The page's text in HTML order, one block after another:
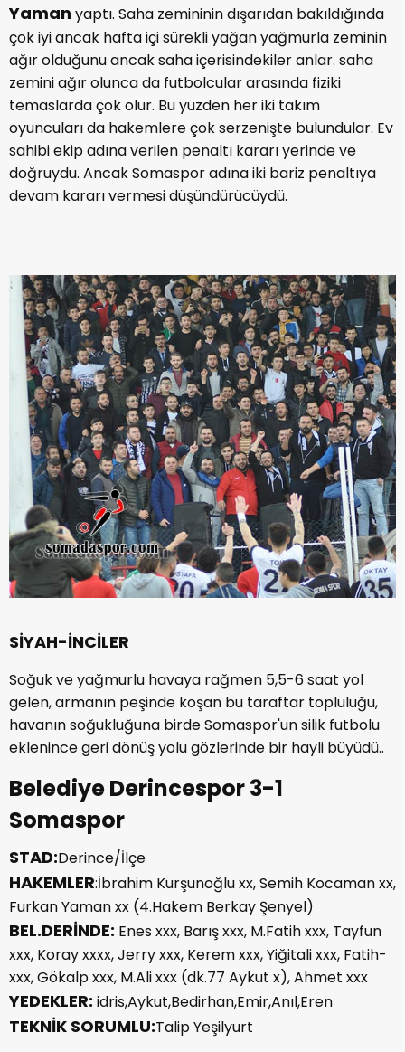
Yaman yaptı. Saha zemininin dışarıdan bakıldığında
çok iyi ancak hafta içi sürekli yağan yağmurla zeminin
ağır olduğunu ancak saha içerisindekiler anlar. saha
zemini ağır olunca da futbolcular arasında fiziki
temaslarda çok olur. Bu yüzden her iki takım
oyuncuları da hakemlere çok serzenişte bulundular. Ev
sahibi ekip adına verilen penaltı kararı yerinde ve
doğruydu. Ancak Somaspor adına iki bariz penaltıya
devam kararı vermesi düşündürücüydü.
SİYAH-İNCİLER
Soğuk ve yağmurlu havaya rağmen 5,5-6 saat yol
gelen, armanın peşinde koşan bu taraftar topluluğu,
havanın soğukluğuna birde Somaspor'un silik futbolu
eklenince geri dönüş yolu gözlerinde bir hayli büyüdü..
Belediye Derincespor 3-1
Somaspor
STAD:Derince/İlçe
HAKEMLER:İbrahim Kurşunoğlu xx, Semih Kocaman xx,
Furkan Yaman xx (4.Hakem Berkay Şenyel)
BEL.DERİNDE: Enes xxx, Barış xxx, M.Fatih xxx, Tayfun
xxx, Koray xxxx, Jerry xxx, Kerem xxx, Yiğitali xxx, Fatih-
xxx, Gökalp xxx, M.Ali xxx (dk.77 Aykut x), Ahmet xxx
YEDEKLER: idris,Aykut,Bedirhan,Emir,Anıl,Eren
TEKNİK SORUMLU:Talip Yeşilyurt